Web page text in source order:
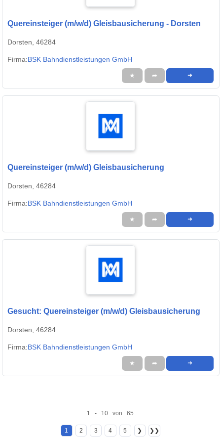
Quereinsteiger (m/w/d) Gleisbausicherung - Dorsten
Dorsten, 46284
Firma:BSK Bahndienstleistungen GmbH
★ ➦ ➜
Quereinsteiger (m/w/d) Gleisbausicherung
Dorsten, 46284
Firma:BSK Bahndienstleistungen GmbH
★ ➦ ➜
Gesucht: Quereinsteiger (m/w/d) Gleisbausicherung
Dorsten, 46284
Firma:BSK Bahndienstleistungen GmbH
★ ➦ ➜
1 - 10 von 65
1 2 3 4 5 ❯ ❯❯